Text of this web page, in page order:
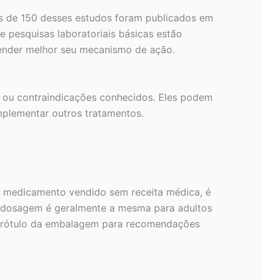
150 desses estudos foram publicados em
pesquisas laboratoriais básicas estão
melhor seu mecanismo de ação.
contraindicações conhecidos. Eles podem
outros tratamentos.
vendido sem receita médica, é
é geralmente a mesma para adultos
da embalagem para recomendações